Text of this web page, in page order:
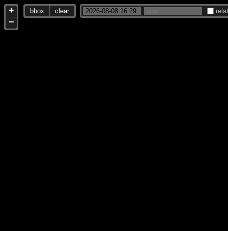
+
−
bbox clear